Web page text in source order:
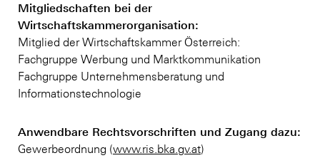
Mitgliedschaften bei der
Wirtschaftskammerorganisation:
Mitglied der Wirtschaftskammer Österreich:
Fachgruppe Werbung und Marktkommunikation
Fachgruppe Unternehmensberatung und
Informationstechnologie
Anwendbare Rechtsvorschriften und Zugang dazu:
Gewerbeordnung (www.ris.bka.gv.at)